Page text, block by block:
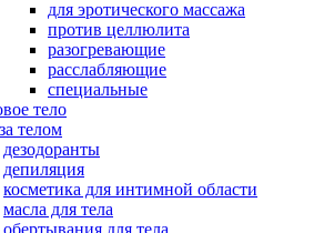
для эротического массажа
против целлюлита
разогревающие
расслабляющие
специальные
тело
телом
дезодоранты
депиляция
косметика для интимной области
масла для тела
обертывания для тела